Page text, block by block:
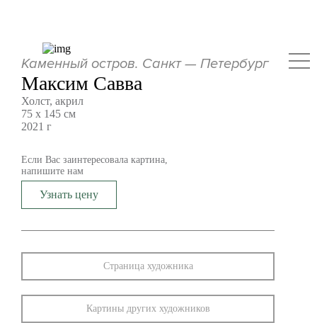
Каменный остров. Санкт — Петербург
Максим Савва
Холст, акрил
75 х 145 см
2021 г
Если Вас заинтересовала картина,
напишите нам
Узнать цену
Страница художника
Картины других художников